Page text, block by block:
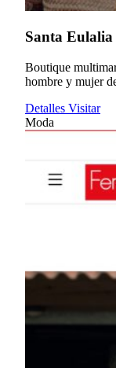
Santa Eulalia
Boutique
hombre y mujer
Detalles Visitar
Moda